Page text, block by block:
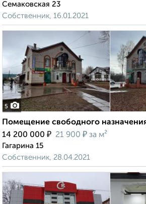
Семаковская 23
Собственник, 16.01.2021
5
Помещение свободного
14 200 000 ₽ 21 900 ₽ за м²
Гагарина 15
Собственник, 28.04.2021